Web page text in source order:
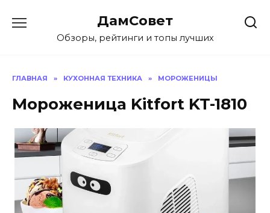
содержанию
ДамСовет
Обзоры, рейтинги и топы лучших
ГЛАВНАЯ » КУХОННАЯ ТЕХНИКА » МОРОЖЕНИЦЫ
Мороженица Kitfort KT-1810